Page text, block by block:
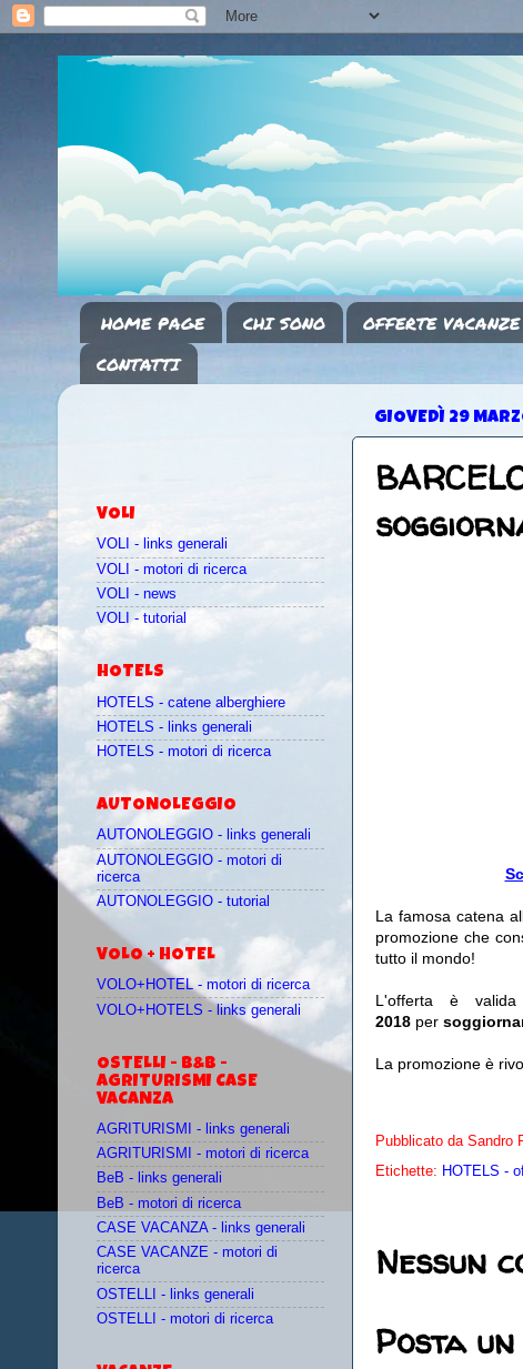
HOME PAGE CHI SONO OFFERTE
CONTATTI
GIOVEDÌ 29
La famosa catena
promozione che
tutto il mondo!
L'offerta è
2018 per
La promozione è
Pubblicato da Sandro
Etichette: HOTELS -
Nessun
Posta un
VOLI
VOLI - links generali
VOLI - motori di ricerca
VOLI - news
VOLI - tutorial
HOTELS
HOTELS - catene alberghiere
HOTELS - links generali
HOTELS - motori di ricerca
AUTONOLEGGIO
AUTONOLEGGIO - links generali
AUTONOLEGGIO - motori di
ricerca
AUTONOLEGGIO - tutorial
VOLO + HOTEL
VOLO+HOTEL - motori di ricerca
VOLO+HOTELS - links generali
OSTELLI - B&B -
AGRITURISMI CASE
VACANZA
AGRITURISMI - links generali
AGRITURISMI - motori di ricerca
BeB - links generali
BeB - motori di ricerca
CASE VACANZA - links generali
CASE VACANZE - motori di
ricerca
OSTELLI - links generali
OSTELLI - motori di ricerca